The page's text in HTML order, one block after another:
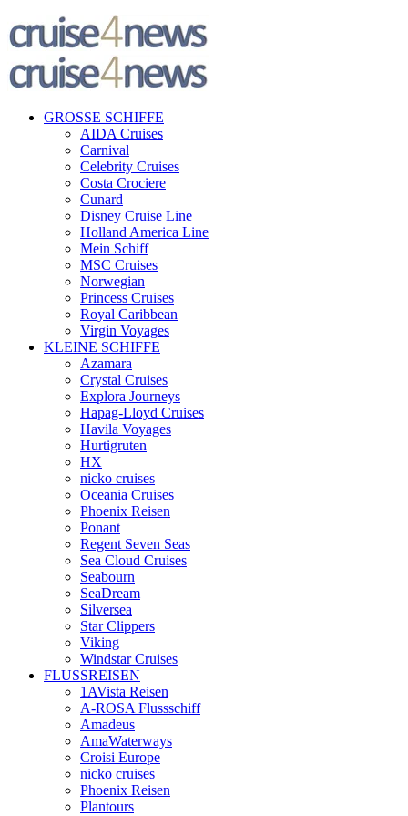
GROSSE SCHIFFE
AIDA Cruises
Carnival
Celebrity Cruises
Costa Crociere
Cunard
Disney Cruise Line
Holland America Line
Mein Schiff
MSC Cruises
Norwegian
Princess Cruises
Royal Caribbean
Virgin Voyages
KLEINE SCHIFFE
Azamara
Crystal Cruises
Explora Journeys
Hapag-Lloyd Cruises
Havila Voyages
Hurtigruten
HX
nicko cruises
Oceania Cruises
Phoenix Reisen
Ponant
Regent Seven Seas
Sea Cloud Cruises
Seabourn
SeaDream
Silversea
Star Clippers
Viking
Windstar Cruises
FLUSSREISEN
1AVista Reisen
A‑ROSA Flussschiff
Amadeus
AmaWaterways
Croisi Europe
nicko cruises
Phoenix Reisen
Plantours